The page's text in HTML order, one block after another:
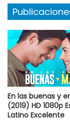
En las buenas y
(2019) HD 1080p
Latino Excelente